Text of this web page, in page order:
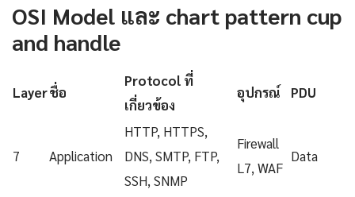
OSI Model และ chart pattern cup
and handle
Layerชื่อ
Protocol ที่
เกี่ยวข้อง
อุปกรณ์ PDU
7 Application
HTTP, HTTPS,
DNS, SMTP, FTP,
SSH, SNMP
Firewall
L7, WAF
Data